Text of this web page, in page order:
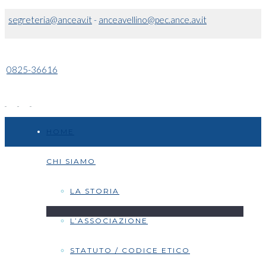
segreteria@anceav.it- anceavellino@pec.ance.av.it
0825-36616
CHI SIAMO
LA STORIA
L’ASSOCIAZIONE
STATUTO / CODICE ETICO